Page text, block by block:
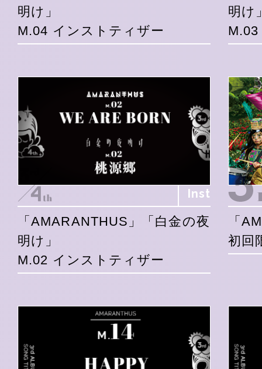
明け」
M.04 インストティザー
明け
Inst
「AMARANTHUS」「白金の夜
明け」
M.02 インストティザー
「
初回